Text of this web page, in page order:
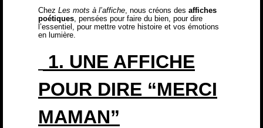
Chez Les mots à l’affiche , nous créons des affiches
poétiques , pensées pour faire du bien, pour dire
l’essentiel, pour mettre votre histoire et vos émotions
en lumière.
1. UNE AFFICHE
POUR DIRE “MERCI
MAMAN”